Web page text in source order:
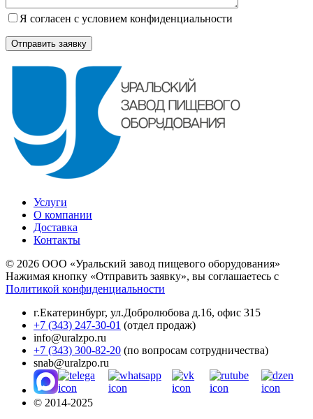
Я согласен с условием конфиденциальности
Услуги
О компании
Доставка
Контакты
© 2026 ООО «Уральский завод пищевого оборудования»
Нажимая кнопку «Отправить заявку», вы соглашаетесь с
Политикой конфиденциальности
г.Екатеринбург, ул.Добролюбова д.16, офис 315
+7 (343) 247-30-01 (отдел продаж)
info@uralzpo.ru
+7 (343) 300-82-20 (по вопросам сотрудничества)
snab@uralzpo.ru
© 2014-2025